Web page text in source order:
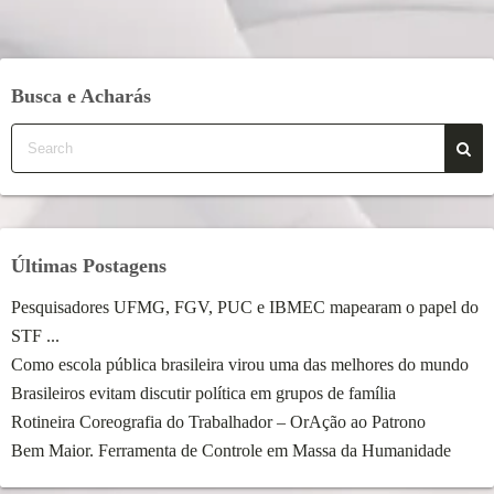
Busca e Acharás
Últimas Postagens
Pesquisadores UFMG, FGV, PUC e IBMEC mapearam o papel do
STF ...
Como escola pública brasileira virou uma das melhores do mundo
Brasileiros evitam discutir política em grupos de família
Rotineira Coreografia do Trabalhador – OrAção ao Patrono
Bem Maior. Ferramenta de Controle em Massa da Humanidade